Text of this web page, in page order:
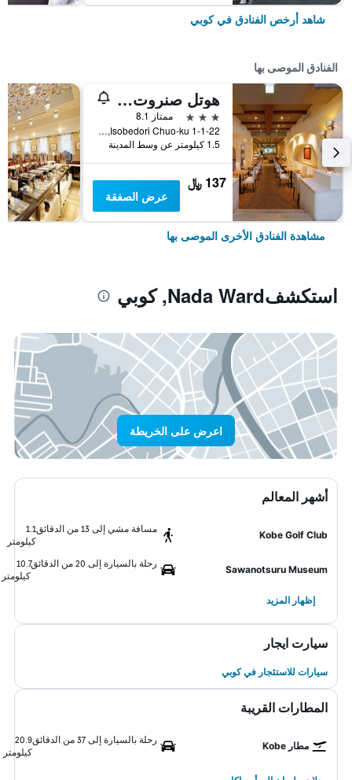
شاهد أرخص الفنادق في كوبي
الفنادق الموصى بها
هوتل صنروت سوبرا كوبي
3 نجوم
ممتاز 8.1
1-1-22 Isobedori Chuo-ku, كوبي, اليابان
1.5 كيلومتر عن وسط المدينة
137 ﷼
عرض الصفقة
مشاهدة الفنادق الأخرى الموصى بها
استكشفNada Ward, كوبي
اعرض على الخريطة
أشهر المعالم
Kobe Golf Club
مسافة مشي إلى 13 من الدقائق
1.1
كيلومتر
Sawanotsuru Museum
رحلة بالسيارة إلى 20 من الدقائق
10.7
كيلومتر
إظهار المزيد
سيارت ايجار
سيارات للاستئجار في كوبي
المطارات القريبة
مطار Kobe
رحلة بالسيارة إلى 37 من الدقائق
20.9
كيلومتر